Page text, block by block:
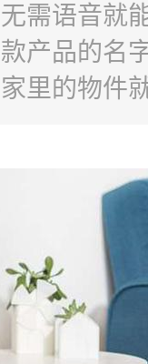
需语音就
产品的名
里的物件
所创
”。公司的